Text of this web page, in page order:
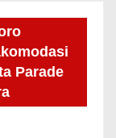
Parade